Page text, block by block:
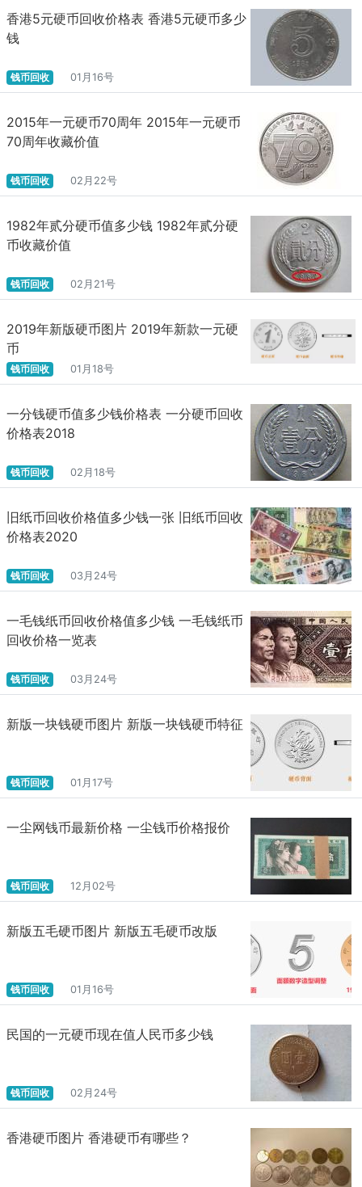
香港5元硬币回收价格表 香港5元硬币多少
钱
钱币回收 01月16号
2015年一元硬币70周年 2015年一元硬币
70周年收藏价值
钱币回收 02月22号
1982年贰分硬币值多少钱 1982年贰分硬
币收藏价值
钱币回收 02月21号
2019年新版硬币图片 2019年新款一元硬
币
钱币回收 01月18号
一分钱硬币值多少钱价格表 一分硬币回收
价格表2018
钱币回收 02月18号
旧纸币回收价格值多少钱一张 旧纸币回收
价格表2020
钱币回收 03月24号
一毛钱纸币回收价格值多少钱 一毛钱纸币
回收价格一览表
钱币回收 03月24号
新版一块钱硬币图片 新版一块钱硬币特征
钱币回收 01月17号
一尘网钱币最新价格 一尘钱币价格报价
钱币回收 12月02号
新版五毛硬币图片 新版五毛硬币改版
钱币回收 01月16号
民国的一元硬币现在值人民币多少钱
钱币回收 02月24号
香港硬币图片 香港硬币有哪些？